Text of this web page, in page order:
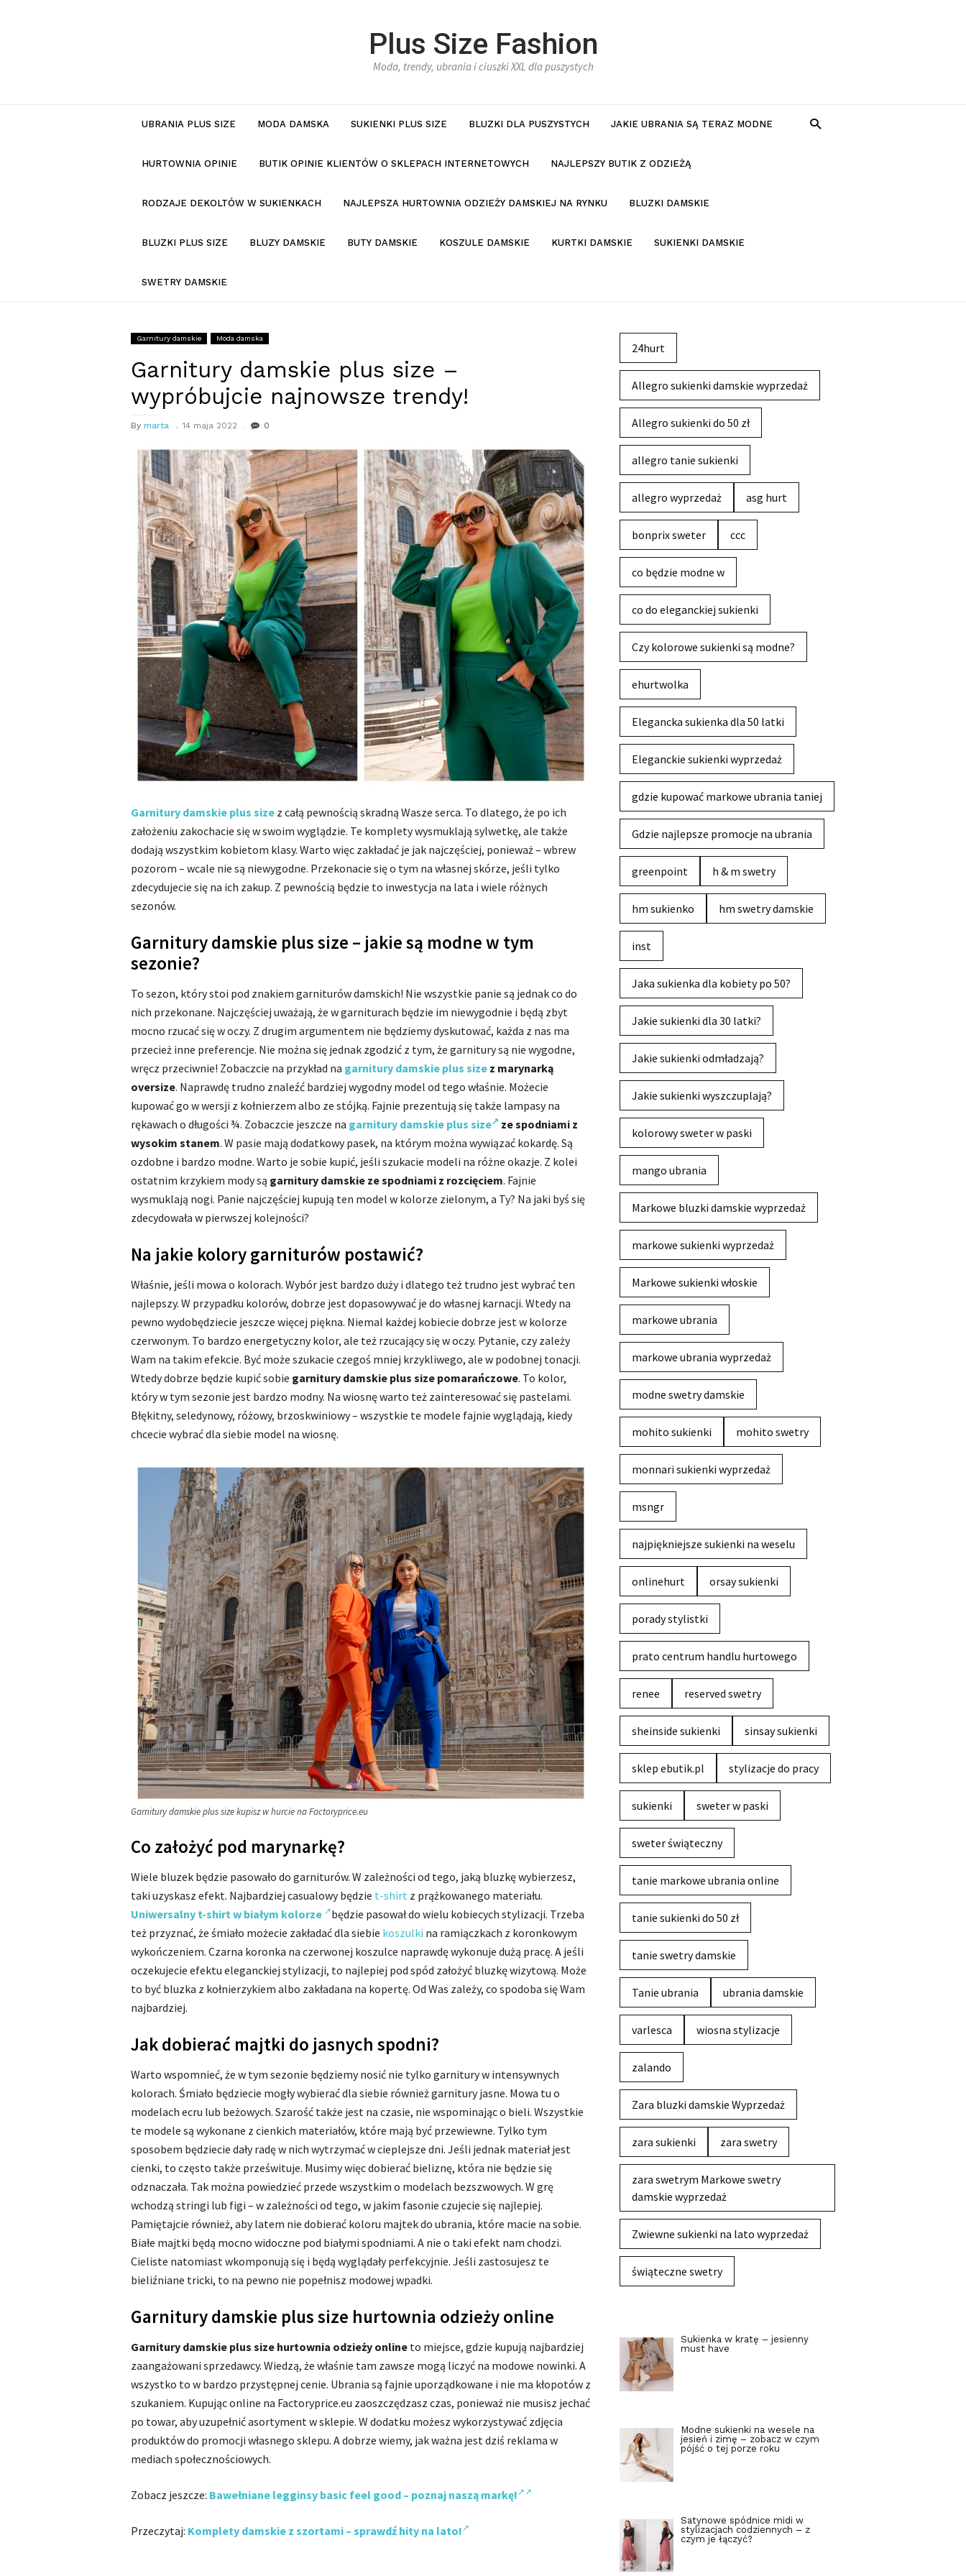
Plus Size Fashion
Moda, trendy, ubrania i ciuszki XXL dla puszystych
UBRANIA PLUS SIZE MODA DAMSKA SUKIENKI PLUS SIZE BLUZKI DLA PUSZYSTYCH JAKIE UBRANIA SĄ TERAZ MODNE
HURTOWNIA OPINIE BUTIK OPINIE KLIENTÓW O SKLEPACH INTERNETOWYCH NAJLEPSZY BUTIK Z ODZIEŻĄ
RODZAJE DEKOLTÓW W SUKIENKACH NAJLEPSZA HURTOWNIA ODZIEŻY DAMSKIEJ NA RYNKU BLUZKI DAMSKIE
BLUZKI PLUS SIZE BLUZY DAMSKIE BUTY DAMSKIE KOSZULE DAMSKIE KURTKI DAMSKIE SUKIENKI DAMSKIE
SWETRY DAMSKIE
Garnitury damskie Moda damska
Garnitury damskie plus size –
wypróbujcie najnowsze trendy!
By marta 14 maja 2022 0
Garnitury damskie plus size z całą pewnością skradną Wasze serca. To dlatego, że po ich
założeniu zakochacie się w swoim wyglądzie. Te komplety wysmuklają sylwetkę, ale także
dodają wszystkim kobietom klasy. Warto więc zakładać je jak najczęściej, ponieważ – wbrew
pozorom – wcale nie są niewygodne. Przekonacie się o tym na własnej skórze, jeśli tylko
zdecydujecie się na ich zakup. Z pewnością będzie to inwestycja na lata i wiele różnych
sezonów.
Garnitury damskie plus size – jakie są modne w tym
sezonie?
To sezon, który stoi pod znakiem garniturów damskich! Nie wszystkie panie są jednak co do
nich przekonane. Najczęściej uważają, że w garniturach będzie im niewygodnie i będą zbyt
mocno rzucać się w oczy. Z drugim argumentem nie będziemy dyskutować, każda z nas ma
przecież inne preferencje. Nie można się jednak zgodzić z tym, że garnitury są nie wygodne,
wręcz przeciwnie! Zobaczcie na przykład na garnitury damskie plus size z marynarką
oversize. Naprawdę trudno znaleźć bardziej wygodny model od tego właśnie. Możecie
kupować go w wersji z kołnierzem albo ze stójką. Fajnie prezentują się także lampasy na
rękawach o długości ¾. Zobaczcie jeszcze na garnitury damskie plus size
ze spodniami z
wysokim stanem. W pasie mają dodatkowy pasek, na którym można wywiązać kokardę. Są
ozdobne i bardzo modne. Warto je sobie kupić, jeśli szukacie modeli na różne okazje. Z kolei
ostatnim krzykiem mody są garnitury damskie ze spodniami z rozcięciem. Fajnie
wysmuklają nogi. Panie najczęściej kupują ten model w kolorze zielonym, a Ty? Na jaki byś się
zdecydowała w pierwszej kolejności?
Na jakie kolory garniturów postawić?
Właśnie, jeśli mowa o kolorach. Wybór jest bardzo duży i dlatego też trudno jest wybrać ten
najlepszy. W przypadku kolorów, dobrze jest dopasowywać je do własnej karnacji. Wtedy na
pewno wydobędziecie jeszcze więcej piękna. Niemal każdej kobiecie dobrze jest w kolorze
czerwonym. To bardzo energetyczny kolor, ale też rzucający się w oczy. Pytanie, czy zależy
Wam na takim efekcie. Być może szukacie czegoś mniej krzykliwego, ale w podobnej tonacji.
Wtedy dobrze będzie kupić sobie garnitury damskie plus size pomarańczowe. To kolor,
który w tym sezonie jest bardzo modny. Na wiosnę warto też zainteresować się pastelami.
Błękitny, seledynowy, różowy, brzoskwiniowy – wszystkie te modele fajnie wyglądają, kiedy
chcecie wybrać dla siebie model na wiosnę.
Garnitury damskie plus size kupisz w hurcie na Factoryprice.eu
Co założyć pod marynarkę?
Wiele bluzek będzie pasowało do garniturów. W zależności od tego, jaką bluzkę wybierzesz,
taki uzyskasz efekt. Najbardziej casualowy będzie t-shirt z prążkowanego materiału.
Uniwersalny t-shirt w białym kolorze
będzie pasował do wielu kobiecych stylizacji. Trzeba
też przyznać, że śmiało możecie zakładać dla siebie koszulki na ramiączkach z koronkowym
wykończeniem. Czarna koronka na czerwonej koszulce naprawdę wykonuje dużą pracę. A jeśli
oczekujecie efektu eleganckiej stylizacji, to najlepiej pod spód założyć bluzkę wizytową. Może
to być bluzka z kołnierzykiem albo zakładana na kopertę. Od Was zależy, co spodoba się Wam
najbardziej.
Jak dobierać majtki do jasnych spodni?
Warto wspomnieć, że w tym sezonie będziemy nosić nie tylko garnitury w intensywnych
kolorach. Śmiało będziecie mogły wybierać dla siebie również garnitury jasne. Mowa tu o
modelach ecru lub beżowych. Szarość także jest na czasie, nie wspominając o bieli. Wszystkie
te modele są wykonane z cienkich materiałów, które mają być przewiewne. Tylko tym
sposobem będziecie dały radę w nich wytrzymać w cieplejsze dni. Jeśli jednak materiał jest
cienki, to często także prześwituje. Musimy więc dobierać bieliznę, która nie będzie się
odznaczała. Tak można powiedzieć przede wszystkim o modelach bezszwowych. W grę
wchodzą stringi lub figi – w zależności od tego, w jakim fasonie czujecie się najlepiej.
Pamiętajcie również, aby latem nie dobierać koloru majtek do ubrania, które macie na sobie.
Białe majtki będą mocno widoczne pod białymi spodniami. A nie o taki efekt nam chodzi.
Cieliste natomiast wkomponują się i będą wyglądały perfekcyjnie. Jeśli zastosujesz te
bieliźniane tricki, to na pewno nie popełnisz modowej wpadki.
Garnitury damskie plus size hurtownia odzieży online
Garnitury damskie plus size hurtownia odzieży online to miejsce, gdzie kupują najbardziej
zaangażowani sprzedawcy. Wiedzą, że właśnie tam zawsze mogą liczyć na modowe nowinki. A
wszystko to w bardzo przystępnej cenie. Ubrania są fajnie uporządkowane i nie ma kłopotów z
szukaniem. Kupując online na Factoryprice.eu zaoszczędzasz czas, ponieważ nie musisz jechać
po towar, aby uzupełnić asortyment w sklepie. W dodatku możesz wykorzystywać zdjęcia
produktów do promocji własnego sklepu. A dobrze wiemy, jak ważna jest dziś reklama w
mediach społecznościowych.
Zobacz jeszcze: Bawełniane legginsy basic feel good – poznaj naszą markę!
Przeczytaj: Komplety damskie z szortami – sprawdź hity na lato!
24hurt
Allegro sukienki damskie wyprzedaż
Allegro sukienki do 50 zł
allegro tanie sukienki
allegro wyprzedaż asg hurt
bonprix sweter ccc
co będzie modne w
co do eleganckiej sukienki
Czy kolorowe sukienki są modne?
ehurtwolka
Elegancka sukienka dla 50 latki
Eleganckie sukienki wyprzedaż
gdzie kupować markowe ubrania taniej
Gdzie najlepsze promocje na ubrania
greenpoint h & m swetry
hm sukienko hm swetry damskie
inst
Jaka sukienka dla kobiety po 50?
Jakie sukienki dla 30 latki?
Jakie sukienki odmładzają?
Jakie sukienki wyszczuplają?
kolorowy sweter w paski
mango ubrania
Markowe bluzki damskie wyprzedaż
markowe sukienki wyprzedaż
Markowe sukienki włoskie
markowe ubrania
markowe ubrania wyprzedaż
modne swetry damskie
mohito sukienki mohito swetry
monnari sukienki wyprzedaż
msngr
najpiękniejsze sukienki na weselu
onlinehurt orsay sukienki
porady stylistki
prato centrum handlu hurtowego
renee reserved swetry
sheinside sukienki sinsay sukienki
sklep ebutik.pl stylizacje do pracy
sukienki sweter w paski
sweter świąteczny
tanie markowe ubrania online
tanie sukienki do 50 zł
tanie swetry damskie
Tanie ubrania ubrania damskie
varlesca wiosna stylizacje
zalando
Zara bluzki damskie Wyprzedaż
zara sukienki zara swetry
zara swetrym Markowe swetry
damskie wyprzedaż
Zwiewne sukienki na lato wyprzedaż
świąteczne swetry
Sukienka w kratę – jesienny
must have
Modne sukienki na wesele na
jesień i zimę – zobacz w czym
pójść o tej porze roku
Satynowe spódnice midi w
stylizacjach codziennych – z
czym je łączyć?